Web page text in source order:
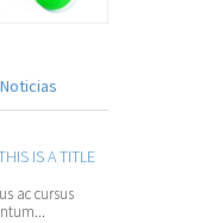
Noticias
IS A TITLE
ac cursus